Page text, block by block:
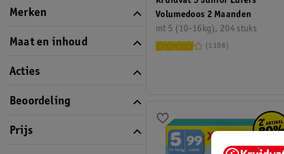
Merken
Maat en inhoud
Acties
Beoordeling
Prijs
Volumedoos 2 Maanden
mt 5 (10-16kg), 204 stuks
1106